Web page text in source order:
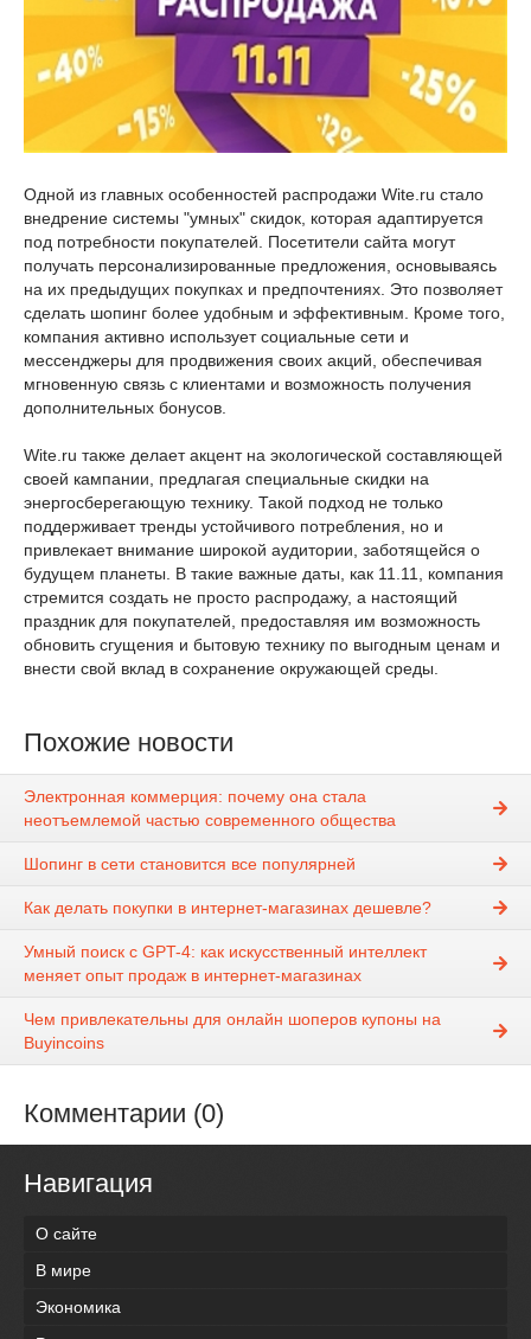
Одной из главных особенностей распродажи Wite.ru стало
внедрение системы "умных" скидок, которая адаптируется
под потребности покупателей. Посетители сайта могут
получать персонализированные предложения, основываясь
на их предыдущих покупках и предпочтениях. Это позволяет
сделать шопинг более удобным и эффективным. Кроме того,
компания активно использует социальные сети и
мессенджеры для продвижения своих акций, обеспечивая
мгновенную связь с клиентами и возможность получения
дополнительных бонусов.
Wite.ru также делает акцент на экологической составляющей
своей кампании, предлагая специальные скидки на
энергосберегающую технику. Такой подход не только
поддерживает тренды устойчивого потребления, но и
привлекает внимание широкой аудитории, заботящейся о
будущем планеты. В такие важные даты, как 11.11, компания
стремится создать не просто распродажу, а настоящий
праздник для покупателей, предоставляя им возможность
обновить сгущения и бытовую технику по выгодным ценам и
внести свой вклад в сохранение окружающей среды.
Похожие новости
Электронная коммерция: почему она стала
неотъемлемой частью современного общества
Шопинг в сети становится все популярней
Как делать покупки в интернет-магазинах дешевле?
Умный поиск с GPT-4: как искусственный интеллект
меняет опыт продаж в интернет-магазинах
Чем привлекательны для онлайн шоперов купоны на
Buyincoins
Комментарии (0)
Навигация
О сайте
В мире
Экономика